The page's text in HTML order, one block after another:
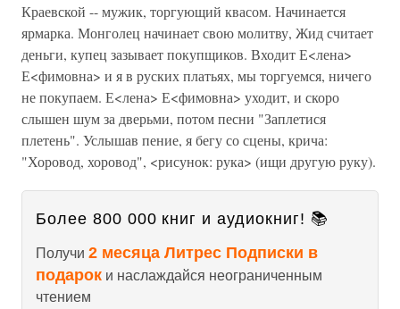
Краевской -- мужик, торгующий квасом. Начинается
ярмарка. Монголец начинает свою молитву, Жид считает
деньги, купец зазывает покупщиков. Входит Е<лена>
Е<фимовна> и я в руских платьях, мы торгуемся, ничего
не покупаем. Е<лена> Е<фимовна> уходит, и скоро
слышен шум за дверьми, потом песни "Заплетися
плетень". Услышав пение, я бегу со сцены, крича:
"Хоровод, хоровод", <рисунок: рука> (ищи другую руку).
Более 800 000 книг и аудиокниг! 📚
Получи 2 месяца Литрес Подписки в
подарок и наслаждайся неограниченным
чтением